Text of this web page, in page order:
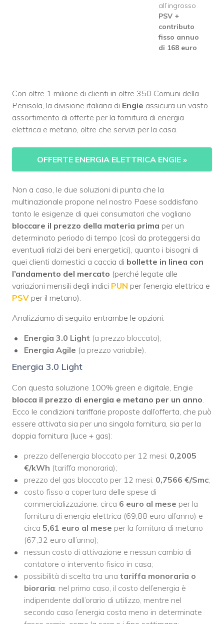
all’ingrosso
PSV +
contributo
fisso annuo
di 168 euro
Con oltre 1 milione di clienti in oltre 350 Comuni della
Penisola, la divisione italiana di Engie assicura un vasto
assortimento di offerte per la fornitura di energia
elettrica e metano, oltre che servizi per la casa.
OFFERTE ENERGIA ELETTRICA ENGIE »
Non a caso, le due soluzioni di punta che la
multinazionale propone nel nostro Paese soddisfano
tanto le esigenze di quei consumatori che vogliano
bloccare il prezzo della materia prima per un
determinato periodo di tempo (così da proteggersi da
eventuali rialzi dei beni energetici), quanto i bisogni di
quei clienti domestici a caccia di bollette in linea con
l’andamento del mercato (perché legate alle
variazioni mensili degli indici PUN per l’energia elettrica e
PSV per il metano).
Analizziamo di seguito entrambe le opzioni:
Energia 3.0 Light (a prezzo bloccato);
Energia Agile (a prezzo variabile).
Energia 3.0 Light
Con questa soluzione 100% green e digitale, Engie
blocca il prezzo di energia e metano per un anno
Ecco le condizioni tariffarie proposte dall’offerta, che può
essere attivata sia per una singola fornitura, sia per la
doppia fornitura (luce + gas):
prezzo dell’energia bloccato per 12 mesi: 0,2005
€/kWh (tariffa monoraria);
prezzo del gas bloccato per 12 mesi: 0,7566 €/Smc;
costo fisso a copertura delle spese di
commercializzazione: circa 6 euro al mese per la
fornitura di energia elettrica (69,88 euro all’anno) e
circa 5,61 euro al mese per la fornitura di metano
(67,32 euro all’anno);
nessun costo di attivazione e nessun cambio di
contatore o intervento fisico in casa;
possibilità di scelta tra una tariffa monoraria o
bioraria: nel primo caso, il costo dell’energia è
indipendente dall’orario di utilizzo, mentre nel
secondo caso l’energia costa meno in determinate